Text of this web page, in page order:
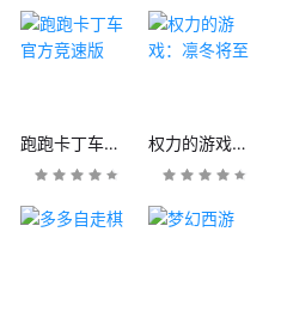
跑跑卡丁车官方竞速版 权力的游戏：凛冬将至